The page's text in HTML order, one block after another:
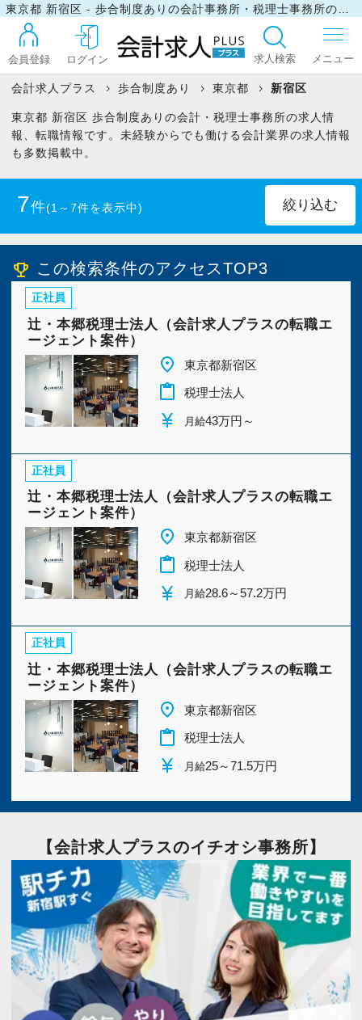
会員登録 ログイン 求人検索
ログイン
マイリスト
今すぐ会員登録
PC版サイトを見る
採用ご担当者様
会計求人プラス 歩合制度あり 東京都 新宿区
東京都 新宿区 歩合制度ありの会計・税理士事務所の求人情
報、転職情報です。未経験からでも働ける会計業界の求人情報
も多数掲載中。
7件(1～7件を表示中)
emoji_events この検索条件のアクセスTOP3
正社員
辻・本郷税理士法人（会計求人プラスの転職エ
ージェント案件）
place 東京都新宿区
content_paste 税理士法人
currency_yen 月給43万円～
正社員
辻・本郷税理士法人（会計求人プラスの転職エ
ージェント案件）
place 東京都新宿区
content_paste 税理士法人
currency_yen 月給28.6～57.2万円
正社員
辻・本郷税理士法人（会計求人プラスの転職エ
ージェント案件）
place 東京都新宿区
content_paste 税理士法人
currency_yen 月給25～71.5万円
【会計求人プラスのイチオシ事務所】